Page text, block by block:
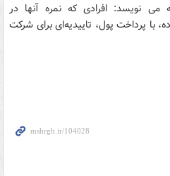
می نویسد: افرادی كه نمره‌ آنها در
با پرداخت پول، تاییدیه‌ای برای شركت